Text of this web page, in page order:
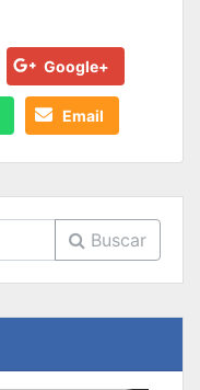
Google+
Email
Buscar